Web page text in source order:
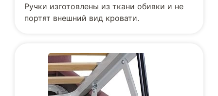
Ручки изготовлены из ткани обивки и не
портят внешний вид кровати.